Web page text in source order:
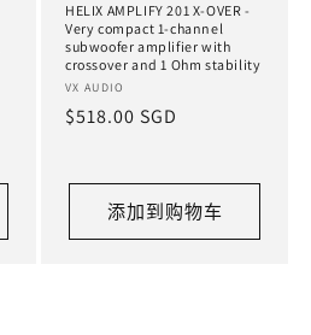
HELIX AMPLIFY 201 X-OVER -
Very compact 1-channel
subwoofer amplifier with
crossover and 1 Ohm stability
厂
商：
VX AUDIO
常
$518.00 SGD
添加到购物车